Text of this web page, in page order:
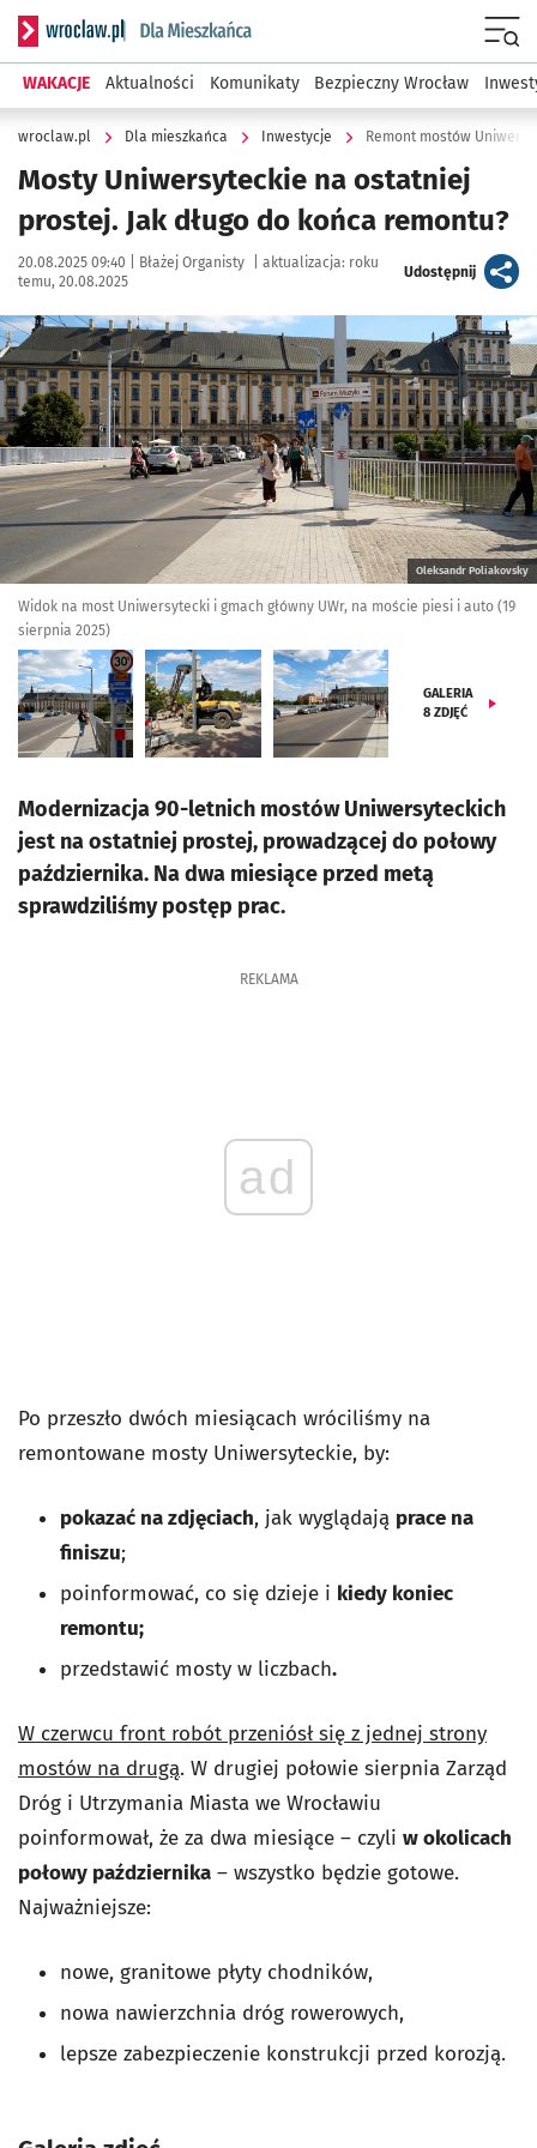
Serwis informacyjny wroclaw.pl podserwis: Dla mieszkańca
WAKACJE Aktualności Komunikaty Bezpieczny Wrocław
wroclaw.pl Dla mieszkańca Inwestycje Remont mostów
Mosty Uniwersyteckie na ostatniej
prostej. Jak długo do końca remontu?
Data publikacji:
20.08.2025 09:40 | Autor:
Błażej Organisty aktualizacja: roku
temu, 20.08.2025
Udostępnijartykuł
Kliknij, aby zobaczyć galerię
Oleksandr Poliakovsky
Widok na most Uniwersytecki i gmach główny UWr, na moście piesi i auto (19
sierpnia 2025)
GALERIA
8 ZDJĘĆ
Modernizacja 90-letnich mostów Uniwersyteckich
jest na ostatniej prostej, prowadzącej do połowy
października. Na dwa miesiące przed metą
sprawdziliśmy postęp prac.
REKLAMA
ad
Po przeszło dwóch miesiącach wróciliśmy na
remontowane mosty Uniwersyteckie, by:
pokazać na zdjęciach, jak wyglądają prace na
finiszu;
poinformować, co się dzieje i kiedy koniec
remontu;
przedstawić mosty w liczbach.
W czerwcu front robót przeniósł się z jednej strony
mostów na drugą. W drugiej połowie sierpnia Zarząd
Dróg i Utrzymania Miasta we Wrocławiu
poinformował, że za dwa miesiące – czyli w okolicach
połowy października – wszystko będzie gotowe.
Najważniejsze:
nowe, granitowe płyty chodników,
nowa nawierzchnia dróg rowerowych,
lepsze zabezpieczenie konstrukcji przed korozją.